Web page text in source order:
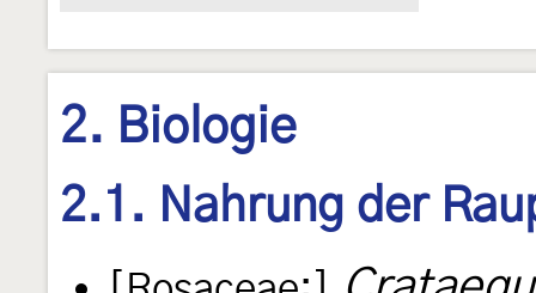
2. Biologie
2.1. Nahrung der